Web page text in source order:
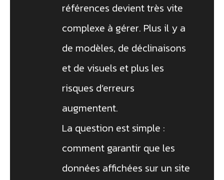
références devient très vite
complexe à gérer. Plus il y a
de modèles, de déclinaisons
et de visuels et plus les
risques d’erreurs
augmentent.
La question est simple :
comment garantir que les
données affichées sur un site